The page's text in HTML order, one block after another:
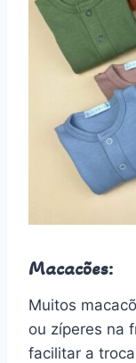
Macacões:
Muitos
ou zíperes na
facilitar a